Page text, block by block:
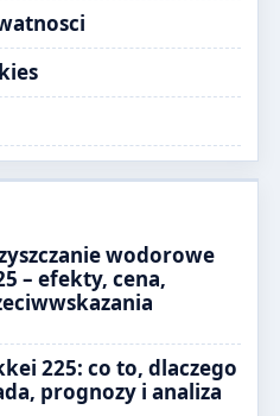
wodorowe
– efekty, cena,
225: co to, dlaczego
prognozy i analiza